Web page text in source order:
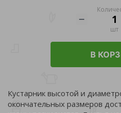
шт
В
Кустарник высотой и
окончательных размеров